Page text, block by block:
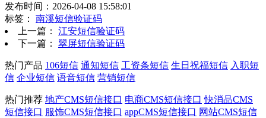
发布时间：2026-04-08 15:58:01
标签： 南溪短信验证码
上一篇： 江安短信验证码
下一篇： 翠屏短信验证码
热门产品 106短信 通知短信 工资条短信 生日祝福短信 入职短
信 企业短信 语音短信 营销短信
热门推荐 地产CMS短信接口 电商CMS短信接口 快消品CMS
短信接口 服饰CMS短信接口 appCMS短信接口 网站CMS短信